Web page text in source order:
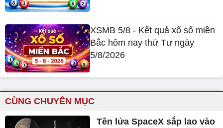
XSMB 5/8 - Kết quả xổ số miền
Bắc hôm nay thứ Tư ngày
5/8/2026
CÙNG CHUYÊN MỤC
Tên lửa SpaceX sắp lao vào